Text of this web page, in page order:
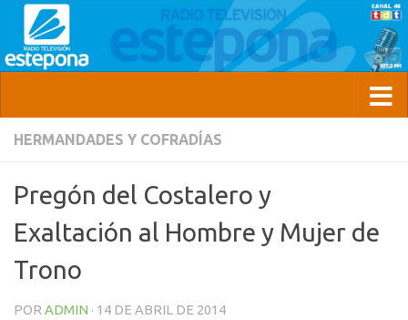
HERMANDADES Y COFRADÍAS
Pregón del Costalero y
Exaltación al Hombre y Mujer de
Trono
POR ADMIN · 14 DE ABRIL DE 2014